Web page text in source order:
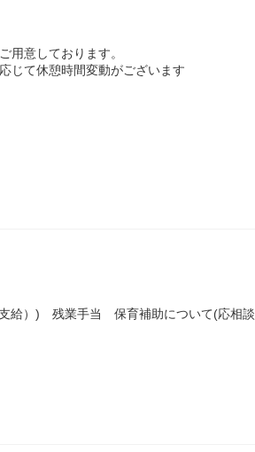
用意しております。
じて休憩時間変動がございます
給）) 残業手当 保育補助について(応相談